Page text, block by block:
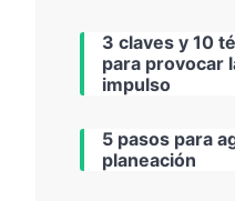
3 claves y 10
para provocar
impulso
5 pasos para
planeación